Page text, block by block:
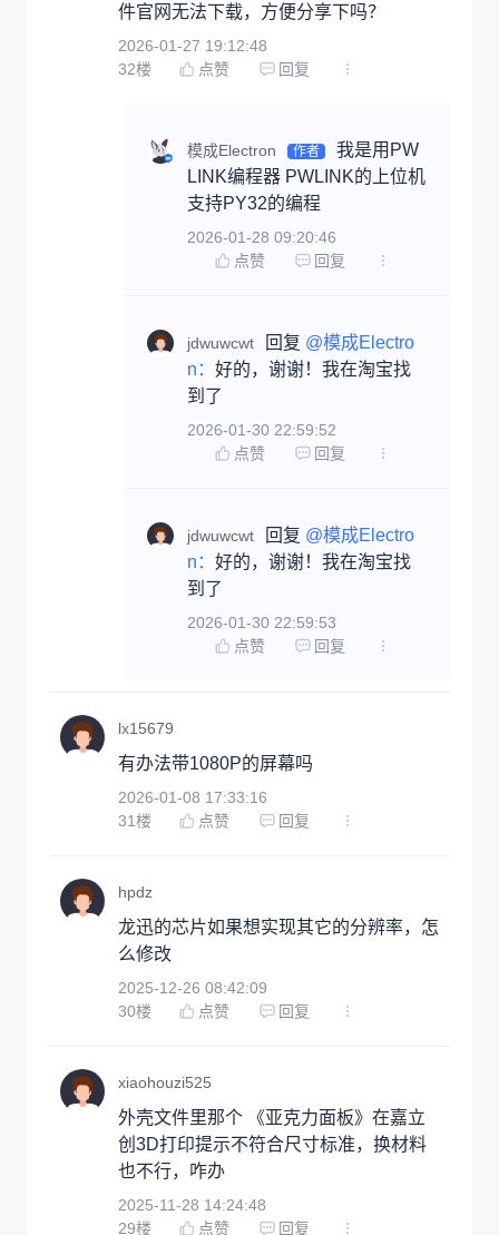
件官网无法下载，方便分享下吗？
2026-01-27 19:12:48
32楼 点赞 回复
模成Electron 作者
我是用PW
LINK编程器 PWLINK的上位机
支持PY32的编程
2026-01-28 09:20:46
点赞
回复
jdwuwcwt 回复 @模成Electro
n： 好的，谢谢！我在淘宝找
到了
2026-01-30 22:59:52
点赞
回复
jdwuwcwt 回复 @模成Electro
n： 好的，谢谢！我在淘宝找
到了
2026-01-30 22:59:53
点赞
回复
lx15679
有办法带1080P的屏幕吗
2026-01-08 17:33:16
31楼 点赞 回复
hpdz
龙迅的芯片如果想实现其它的分辨率，怎
么修改
2025-12-26 08:42:09
30楼 点赞 回复
xiaohouzi525
外壳文件里那个 《亚克力面板》在嘉立
创3D打印提示不符合尺寸标准，换材料
也不行，咋办
2025-11-28 14:24:48
29楼 点赞 回复